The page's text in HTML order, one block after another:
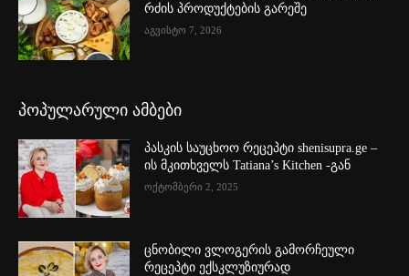
რძის პროდუქტების გარეშე
აგვისტო 7, 2026
პოპულარული ამბები
პასკის საუცხოო რეცეპტი shenisupra.ge –
ის მკითხველს Tatiana’s Kitchen -გან
ოქტომბერი 2, 2025
ცნობილი ვლოგერის გამორჩეული
რეცეპტი ექსკლუზიურად